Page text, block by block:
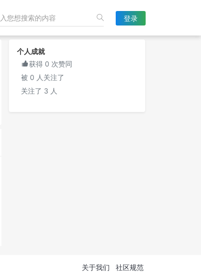
登录
个人成就
获得 0 次赞同
被 0 人关注了
关注了 3 人
关于我们 社区规范